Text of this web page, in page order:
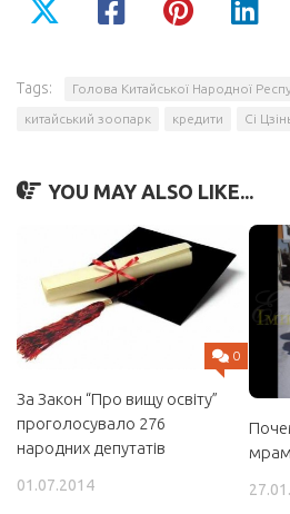
Tags: Голова Китайської Народної
китайський зоопарк кредити Сі
YOU MAY ALSO LIKE...
0
За Закон “Про вищу освіту”
проголосувало 276
народних депутатів
01.07.2014